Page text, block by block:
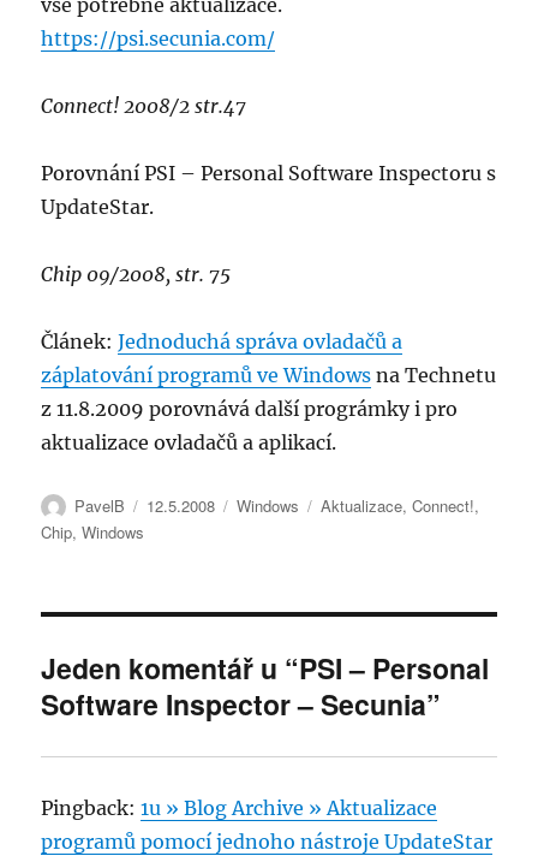
vše potřebné aktualizace.
https://psi.secunia.com/
Connect! 2008/2 str.47
Porovnání PSI – Personal Software Inspectoru s
UpdateStar.
Chip 09/2008, str. 75
Článek:Jednoduchá správa ovladačů a
záplatování programů ve Windows na Technetu
z 11.8.2009 porovnává další prográmky i pro
aktualizace ovladačů a aplikací.
Autor:
PavelB Publikováno:
12.5.2008 Rubriky:
Windows Štítky:
Aktualizace,Connect!,
Chip,Windows
Jeden komentář u “PSI – Personal
Software Inspector – Secunia”
Pingback:1u » Blog Archive » Aktualizace
programů pomocí jednoho nástroje UpdateStar